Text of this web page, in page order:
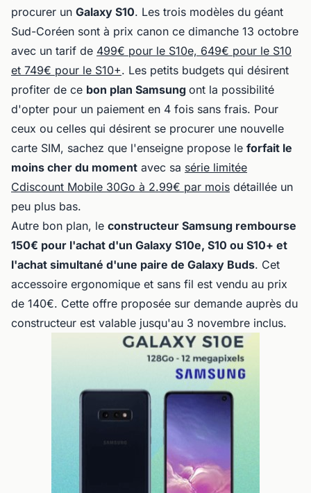
procurer un Galaxy S10. Les trois modèles du géant
Sud-Coréen sont à prix canon ce dimanche 13 octobre
avec un tarif de 499€ pour le S10e, 649€ pour le S10
et 749€ pour le S10+. Les petits budgets qui désirent
profiter de ce bon plan Samsung ont la possibilité
d'opter pour un paiement en 4 fois sans frais. Pour
ceux ou celles qui désirent se procurer une nouvelle
carte SIM, sachez que l'enseigne propose le forfait le
moins cher du moment avec sa série limitée
Cdiscount Mobile 30Go à 2.99€ par mois détaillée un
peu plus bas.
Autre bon plan, le constructeur Samsung rembourse
150€ pour l'achat d'un Galaxy S10e, S10 ou S10+ et
l'achat simultané d'une paire de Galaxy Buds. Cet
accessoire ergonomique et sans fil est vendu au prix
de 140€. Cette offre proposée sur demande auprès du
constructeur est valable jusqu'au 3 novembre inclus.